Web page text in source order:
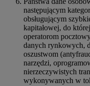
następującym
obsługującym
kapitałowej, do
operatorom
danych rynkowych,
oszustwom
narzędzi,
nierzeczywistych
wykonywanych w